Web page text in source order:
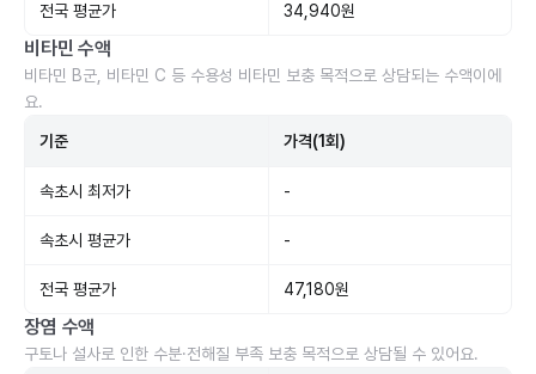
전국 평균가 34,940원
비타민 수액
비타민 B군, 비타민 C 등 수용성 비타민 보충 목적으로 상담되는 수액이에
요.
기준 가격(1회)
속초시 최저가 -
속초시 평균가 -
전국 평균가 47,180원
장염 수액
구토나 설사로 인한 수분·전해질 부족 보충 목적으로 상담될 수 있어요.